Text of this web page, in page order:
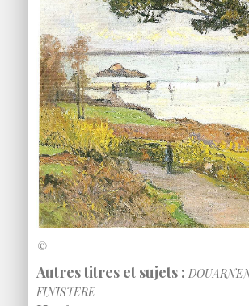
©
Autres titres et sujets :
FINISTERE